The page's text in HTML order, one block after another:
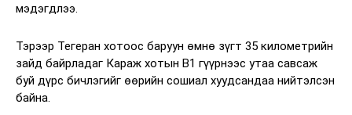
мэдэгдлээ.
Тэрээр Тегеран хотоос баруун өмнө зүгт 35 километрийн
зайд байрладаг Караж хотын B1 гүүрнээс утаа савсаж
буй дүрс бичлэгийг өөрийн сошиал хуудсандаа нийтэлсэн
байна.